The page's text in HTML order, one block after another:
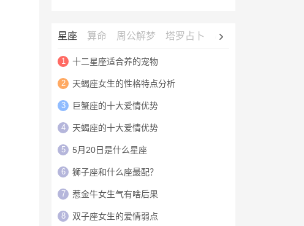
星座 算命 周公解梦 塔罗占卜 心理测试
1 十二星座适合养的宠物
2 天蝎座女生的性格特点分析
3 巨蟹座的十大爱情优势
4 天蝎座的十大爱情优势
5 5月20日是什么星座
6 狮子座和什么座最配？
7 惹金牛女生气有啥后果
8 双子座女生的爱情弱点